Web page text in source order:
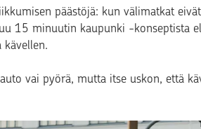
päästöjä: kun välimatkat
15 minuutin kaupunki -konseptista
kävellen.
vai pyörä, mutta itse uskon, että